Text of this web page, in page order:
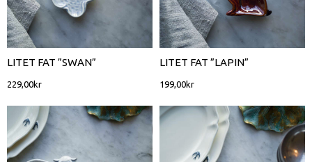
LITET FAT ”SWAN”
229,00kr
LITET FAT ”LAPIN”
199,00kr